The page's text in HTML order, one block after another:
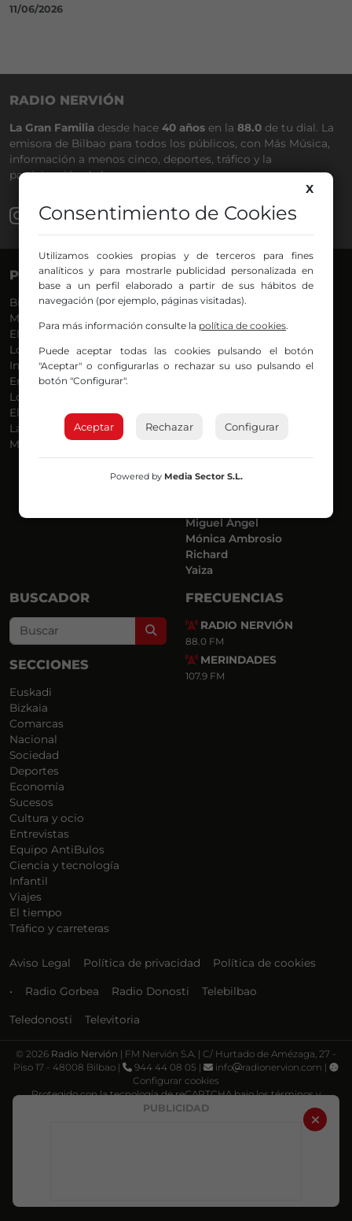
PUBLICIDAD
11/06/2026
RADIO NERVIÓN
La Gran Familia desde hace 40 años en la 88.0 de tu dial. La
emisora de Bilbao para todos los públicos, con Más Música,
información a menos cinco, deportes, tráfico y la
participación de los oyentes.
PROGRAMAS
Bilbosport
Más Música
El Madrugador
Lo Más Nuevo
Informativos
En Ruta
Locos por la Música
El Supermadrugador
La Mañana de Radio Nervión
Más Madrugada
VOCES
Agurtzane
Dani
Eduardo
Eva Argote
Javi
José Ignacio
Joseba
Miguel Ángel
Mónica Ambrosio
Richard
Yaiza
BUSCADOR
Search
SECCIONES
Euskadi
Bizkaia
Comarcas
Nacional
Sociedad
Deportes
Economía
Sucesos
Cultura y ocio
Entrevistas
Equipo AntiBulos
Ciencia y tecnología
Infantil
Viajes
El tiempo
Tráfico y carreteras
FRECUENCIAS
RADIO NERVIÓN
88.0 FM
MERINDADES
107.9 FM
Aviso Legal Política de privacidad Política de cookies
• Radio Gorbea Radio Donosti Telebilbao
Teledonosti Televitoria
© 2026 Radio Nervión | FM Nervión S.A. | C/ Hurtado de Amézaga, 27 -
Piso 17 - 48008 Bilbao |
944 44 08 05 | info
radionervion.com |
Configurar cookies
Protegido con la tecnología de reCAPTCHA bajo los términos y
Política de privacidad Términos de servicio
X
Consentimiento de Cookies
Utilizamos cookies propias y de terceros para fines
analíticos y para mostrarle publicidad personalizada en
base a un perfil elaborado a partir de sus hábitos de
navegación (por ejemplo, páginas visitadas).
Para más información consulte la política de cookies.
Puede aceptar todas las cookies pulsando el botón
"Aceptar" o configurarlas o rechazar su uso pulsando el
botón "Configurar".
Aceptar Rechazar Configurar
Powered by Media Sector S.L.